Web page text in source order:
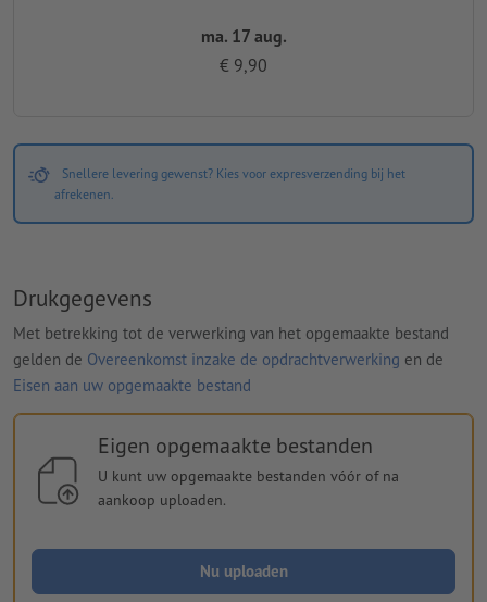
ma. 17 aug.
€ 9,90
Snellere levering gewenst? Kies voor expresverzending bij het
afrekenen.
Drukgegevens
Met betrekking tot de verwerking van het opgemaakte bestand
gelden de Overeenkomst inzake de opdrachtverwerking en de
Eisen aan uw opgemaakte bestand
Eigen opgemaakte bestanden
U kunt uw opgemaakte bestanden vóór of na
aankoop uploaden.
Nu uploaden